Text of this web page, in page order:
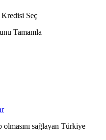
Seç
Tamamla
sağlayan Türkiye